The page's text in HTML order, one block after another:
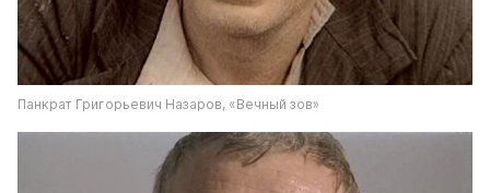
Панкрат Григорьевич Назаров, «Вечный зов»